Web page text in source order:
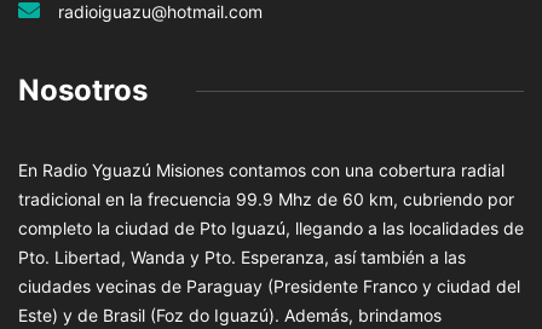
radioiguazu@hotmail.com
Nosotros
En Radio Yguazú Misiones contamos con una cobertura radial
tradicional en la frecuencia 99.9 Mhz de 60 km, cubriendo por
completo la ciudad de Pto Iguazú, llegando a las localidades de
Pto. Libertad, Wanda y Pto. Esperanza, así también a las
ciudades vecinas de Paraguay (Presidente Franco y ciudad del
Este) y de Brasil (Foz do Iguazú). Además, brindamos